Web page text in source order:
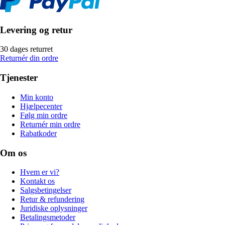
Levering og retur
30 dages returret
Returnér din ordre
Tjenester
Min konto
Hjælpecenter
Følg min ordre
Returnér min ordre
Rabatkoder
Om os
Hvem er vi?
Kontakt os
Salgsbetingelser
Retur & refundering
Juridiske oplysninger
Betalingsmetoder